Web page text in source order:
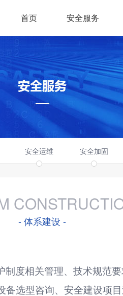
首页 安全服务
安全运维 安全加固
- 体系建设 -
度相关管理、技术规范
选型咨询、安全建设项